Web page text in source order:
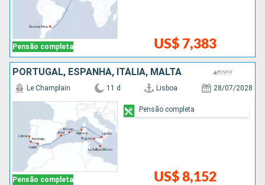
Pensão completa US$ 7,383
PORTUGAL, ESPANHA, ITÁLIA, MALTA
Pensão completa
Le Champlain 11 d Lisboa 28/07/2028
US$ 8,152
Pensão completa